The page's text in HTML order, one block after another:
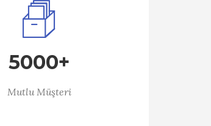
5000+
Mutlu Müşteri